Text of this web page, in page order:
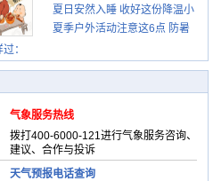
：
这些前兆要知道
夏日安然入睡 收好这份降温小
贴士
夏季户外活动注意这6点 防暑
气象服务热线
拨打400-6000-121进行气象服务咨询、
建议、合作与投诉
天气预报电话查询